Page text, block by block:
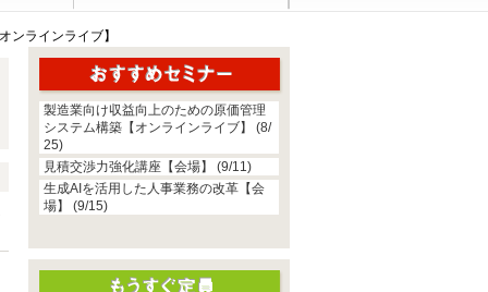
ンラインライブ】
製造業向け収益向上のための原価管理
システム構築【オンラインライブ】 (8/
25)
見積交渉力強化講座【会場】 (9/11)
生成AIを活用した人事業務の改革【会
場】 (9/15)